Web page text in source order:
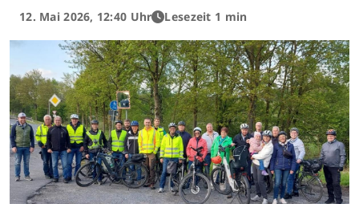
12. Mai 2026, 12:40 Uhr Lesezeit 1 min